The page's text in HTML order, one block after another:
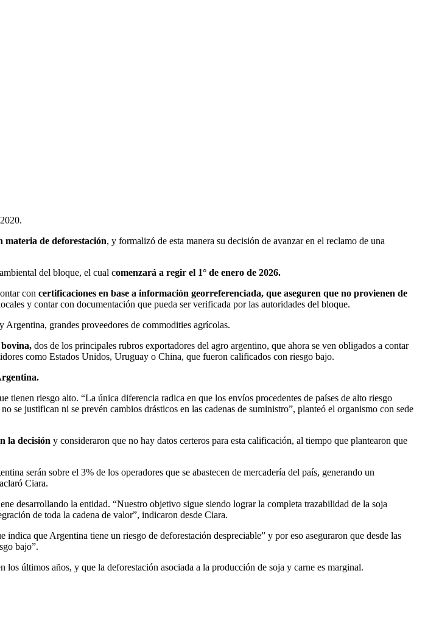
materia de deforestación, y formalizó de esta manera su decisión de avanzar en el reclamo de una
del bloque, el cual comenzará a regir el 1° de enero de 2026.
con certificaciones en base a información georreferenciada, que aseguren que no provienen de
y contar con documentación que pueda ser verificada por las autoridades del bloque.
grandes proveedores de commodities agrícolas.
dos de los principales rubros exportadores del agro argentino, que ahora se ven obligados a contar
como Estados Unidos, Uruguay o China, que fueron calificados con riesgo bajo.
tienen riesgo alto. “La única diferencia radica en que los envíos procedentes de países de alto riesgo
se justifican ni se prevén cambios drásticos en las cadenas de suministro”, planteó el organismo con sede
la decisión y consideraron que no hay datos certeros para esta calificación, al tiempo que plantearon que
serán sobre el 3% de los operadores que se abastecen de mercadería del país, generando un
Ciara.
desarrollando la entidad. “Nuestro objetivo sigue siendo lograr la completa trazabilidad de la soja
de toda la cadena de valor”, indicaron desde Ciara.
que Argentina tiene un riesgo de deforestación despreciable” y por eso aseguraron que desde las
bajo”.
últimos años, y que la deforestación asociada a la producción de soja y carne es marginal.